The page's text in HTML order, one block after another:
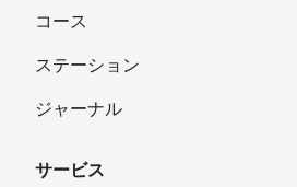
コース
ステーション
ジャーナル
サービス